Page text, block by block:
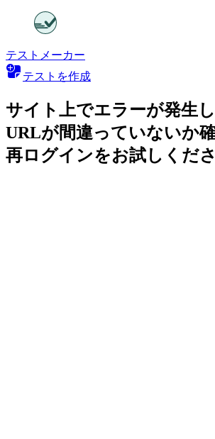
テストメーカー
テストを作成
サイト上でエラーが発生し
URLが間違っていないか確
再ログインをお試しくだ